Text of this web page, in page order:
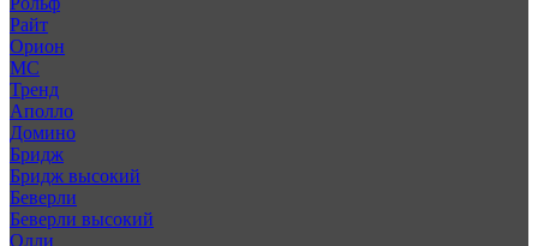
Райт
Орион
МС
Тренд
Аполло
Домино
Бридж
Бридж высокий
Беверли
Беверли высокий
Олли